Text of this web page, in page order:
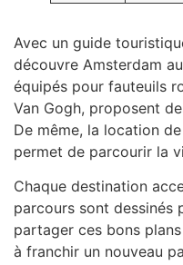
Avec un guide
découvre Amsterdam
équipés pour fauteuils
Van Gogh, proposent
De même, la location
permet de parcourir la
Chaque destination
parcours sont dessinés
partager ces bons
à franchir un nouveau